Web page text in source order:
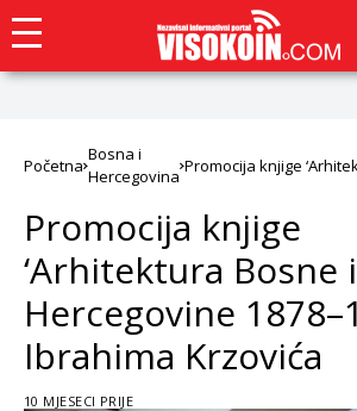
Početna
Bosna i
Hercegovina
Promocija knjige
Promocija knjige
‘Arhitektura Bosne i
Hercegovine
Ibrahima Krzovića
10 MJESECI PRIJE